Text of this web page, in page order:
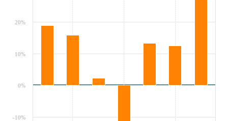
-10%
0%
10%
20%